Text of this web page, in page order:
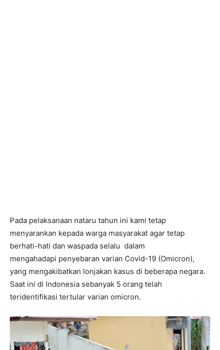
Pada pelaksanaan nataru tahun ini kami tetap
menyarankan kepada warga masyarakat agar tetap
berhati-hati dan waspada selalu dalam
mengahadapi penyebaran varian Covid-19 (Omicron),
yang mengakibatkan lonjakan kasus di beberapa negara.
Saat ini di Indonesia sebanyak 5 orang telah
teridentifikasi tertular varian omicron.